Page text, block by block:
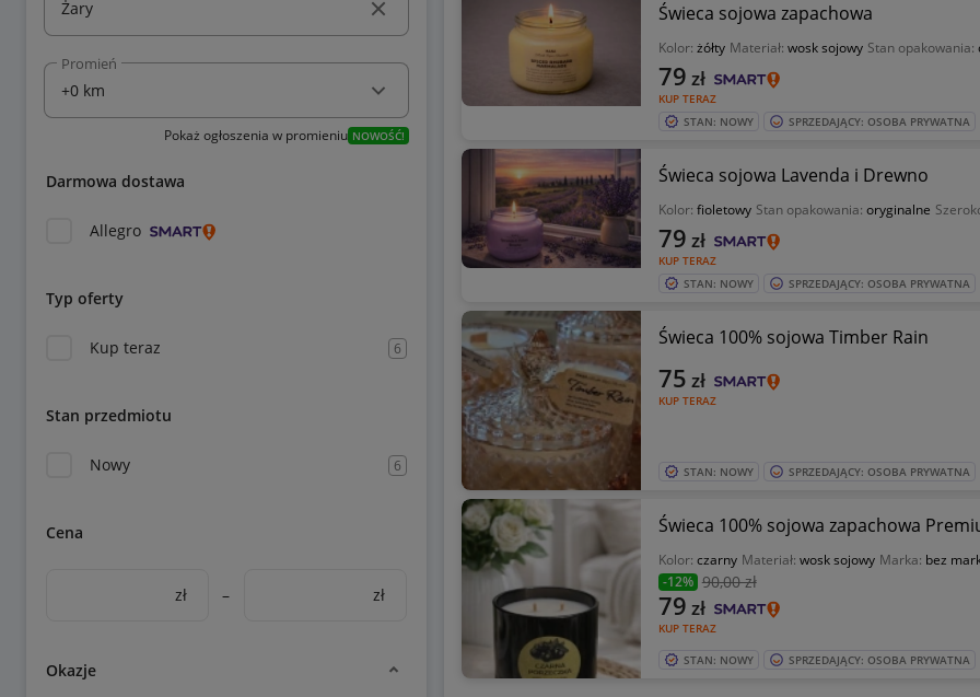
Promień
Pokaż ogłoszenia w promieniu NOWOŚĆ!
Darmowa dostawa
Allegro
Typ oferty
Kup teraz 6
Stan przedmiotu
Nowy 6
Cena
zł – zł
Okazje
Świeca sojowa zapachowa
Kolor: żółty Materiał: wosk sojowy Stan opakowania:
KUP TERAZ
79 zł
STAN: NOWY SPRZEDAJĄCY: OSOBA PRYWATNA
Świeca sojowa Lavenda i Drewno
Kolor: fioletowy Stan opakowania: oryginalne
KUP TERAZ
79 zł
STAN: NOWY SPRZEDAJĄCY: OSOBA PRYWATNA
Świeca 100% sojowa Timber Rain
KUP TERAZ
75 zł
STAN: NOWY SPRZEDAJĄCY: OSOBA PRYWATNA
Świeca 100% sojowa zapachowa
Kolor: czarny Materiał: wosk sojowy Marka: bez
-12% 90,00 zł
KUP TERAZ
79 zł
STAN: NOWY SPRZEDAJĄCY: OSOBA PRYWATNA